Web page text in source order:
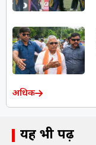
अधिक
यह भी पढ़ें